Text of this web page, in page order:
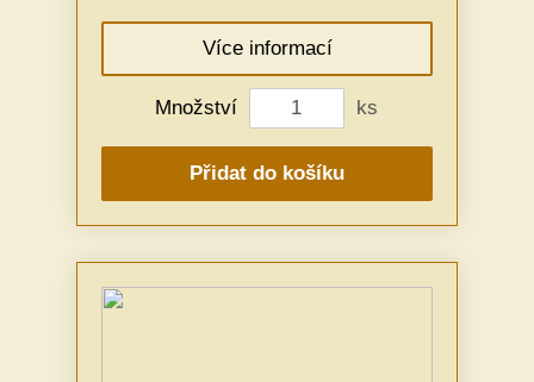
Více informací
Množství ks
Přidat do košíku